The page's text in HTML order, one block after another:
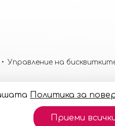
Управление на
Политика за
Приеми